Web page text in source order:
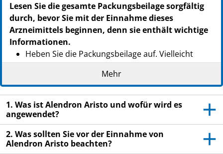
Lesen Sie die gesamte Packungsbeilage sorgfältig
durch, bevor Sie mit der Einnahme dieses
Arzneimittels beginnen, denn sie enthält wichtige
Informationen.
Heben Sie die Packungsbeilage auf. Vielleicht
möchten Sie diese später nochmals lesen.
Wenn Sie weitere Fragen haben, wenden Sie sich
an Ihren Arzt oder Apotheker.
Dieses Arzneimittel wurde Ihnen persönlich
verschrieben. Geben Sie es nicht an Dritte weiter.
Es kann anderen Menschen schaden, auch wenn
diese die gleichen Beschwerden haben wie Sie.
Mehr
1. Was ist Alendron Aristo und wofür wird es
angewendet?
2. Was sollten Sie vor der Einnahme von
Alendron Aristo beachten?